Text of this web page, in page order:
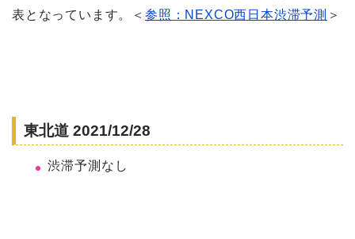
表となっています。＜参照：NEXCO西日本渋滞予測 ＞
東北道 2021/12/28
渋滞予測なし